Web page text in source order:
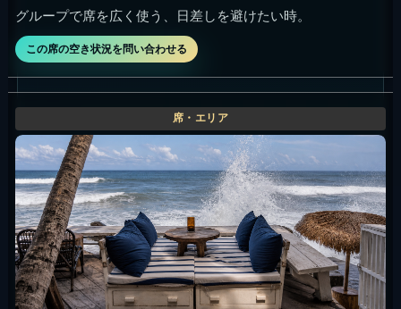
ャージ + 10%政府税）。イベント日料金、個別席番、Walk-
ください。
おすすめ時間帯
プールや昼の景色を重視するなら昼から夕方前、食
事や夕方の雰囲気まで楽しむなら遅めの午後から夜
が使いやすいです。席やプール利用条件は日付で変
わることがあるため、予約時に確認してください。
サンセット狙いなら、移動時間も含めて早めに到着
する前提で組むと安心です。